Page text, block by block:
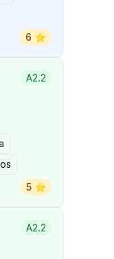
6 ⭐️
A2.2
5 ⭐️
A2.2